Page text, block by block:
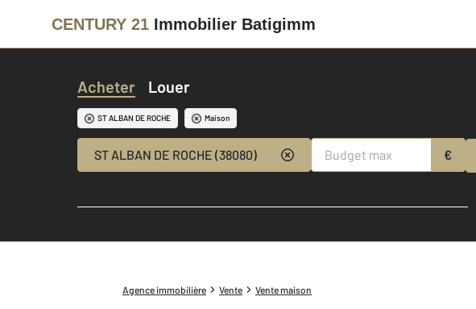
CENTURY 21 Immobilier Batigimm
Acheter Louer
ST ALBAN DE ROCHE Maison
ST ALBAN DE ROCHE (38080) €
Agence immobilière Vente Vente maison